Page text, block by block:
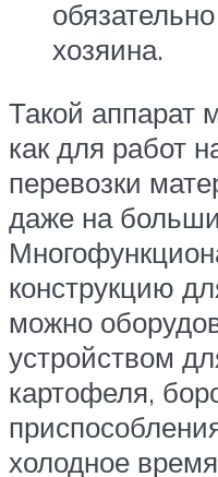
хозяина.
Такой аппарат
как для работ
перевозки
даже на
конструкцию
можно
устройством
картофеля,
холодное